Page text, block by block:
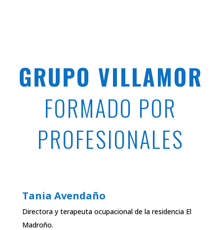
GRUPO VILLAMOR
FORMADO POR
PROFESIONALES
Tania Avendaño
Directora y terapeuta ocupacional de la residencia El
Madroño.